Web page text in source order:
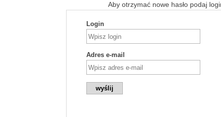
Aby otrzymać nowe hasło podaj
Login
Adres e-mail